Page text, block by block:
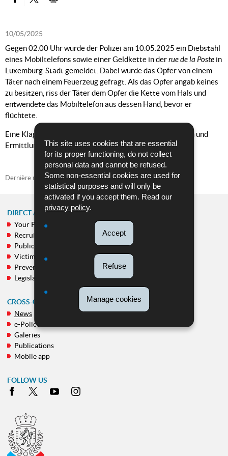
This site uses cookies that are essential
for its proper functioning, do not collect
personal data and cannot be refused.
Some non-essential cookies are used for
statistical purposes and will only be
activated if you accept them. Read our
privacy policy.
Accept
Refuse
Manage cookies
10/05/2025
Gegen 02.00 Uhr wurde der Polizei am 10.05.2025 ein Diebstahl
eines Mobiltelefons sowie einer Geldkette in derrue de la Poste in
Luxemburg-Stadt gemeldet. Dabei wurde das Opfer von einem
Täter nach einem Feuerzeug gefragt. Als das Opfer angab keines
zu besitzen, riss der Täter dem Opfer die Kette vom Hals und
entwendete das Mobiltelefon aus dessen Hand, bevor er
flüchtete.
Eine Klage wurde dementsprechend entgegengenommen und
Ermittlungen wurden eingeleitet.
Dernière mise à jour 10/05/2025
NAVIGATION
MENU
DIRECT ACCESS
Your Police
Recruitment
Public calls
Victim support
Prevention
Legislation
CROSS-CUTTING THEMES
News
e-Police Station
Galeries
Publications
Mobile app
FOLLOW US
Facebook
X Youtube